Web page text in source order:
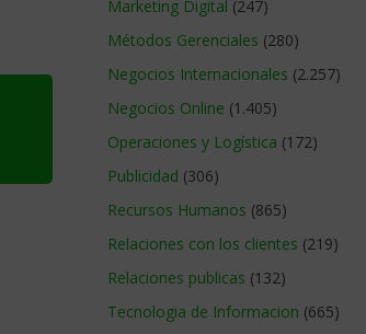
Marketing Digital (247)
Métodos Gerenciales (280)
Negocios Internacionales (2.257)
Negocios Online (1.405)
Operaciones y Logística (172)
Publicidad (306)
Recursos Humanos (865)
Relaciones con los clientes (219)
Relaciones publicas (132)
Tecnologia de Informacion (665)